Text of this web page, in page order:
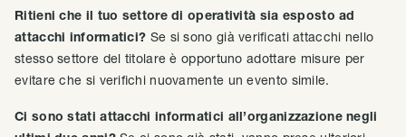
Ritieni che il tuo settore di operatività sia esposto ad
attacchi informatici? Se si sono già verificati attacchi nello
stesso settore del titolare è opportuno adottare misure per
evitare che si verifichi nuovamente un evento simile.
Ci sono stati attacchi informatici all’organizzazione negli